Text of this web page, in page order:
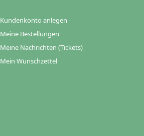
Kundenkonto anlegen
Meine Bestellungen
Meine Nachrichten (Tickets)
Mein Wunschzettel